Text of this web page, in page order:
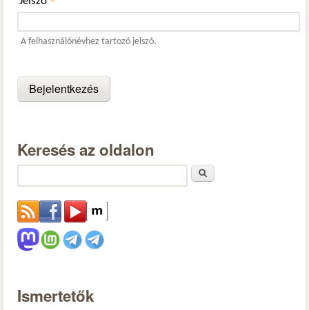
A felhasználónévhez tartozó jelszó.
Keresés az oldalon
Ismertetők